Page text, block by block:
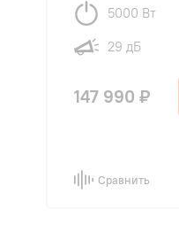
5000 Вт
29 дБ
147 990 ₽
Сравнить